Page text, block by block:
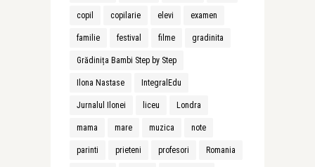
copil copilarie elevi examen
familie festival filme gradinita
Grădinița Bambi Step by Step
Ilona Nastase IntegralEdu
Jurnalul Ilonei liceu Londra
mama mare muzica note
parinti prieteni profesori Romania